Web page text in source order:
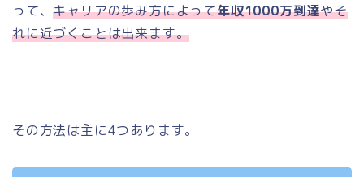
って、キャリアの歩み方によって年収1000万到達やそ
れに近づくことは出来ます。
その方法は主に4つあります。